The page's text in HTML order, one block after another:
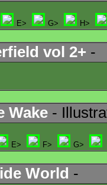
E> G> H>
vol 2+ -
Wake -
E> F> G>
World -